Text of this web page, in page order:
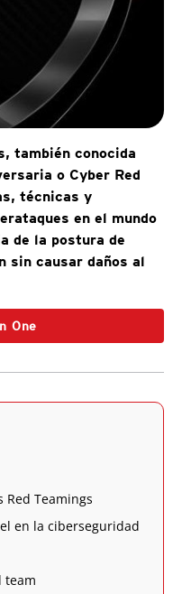
también conocida
o Cyber Red
técnicas y
en el mundo
de la postura de
sin causar daños al
One
Teamings
en la ciberseguridad
team